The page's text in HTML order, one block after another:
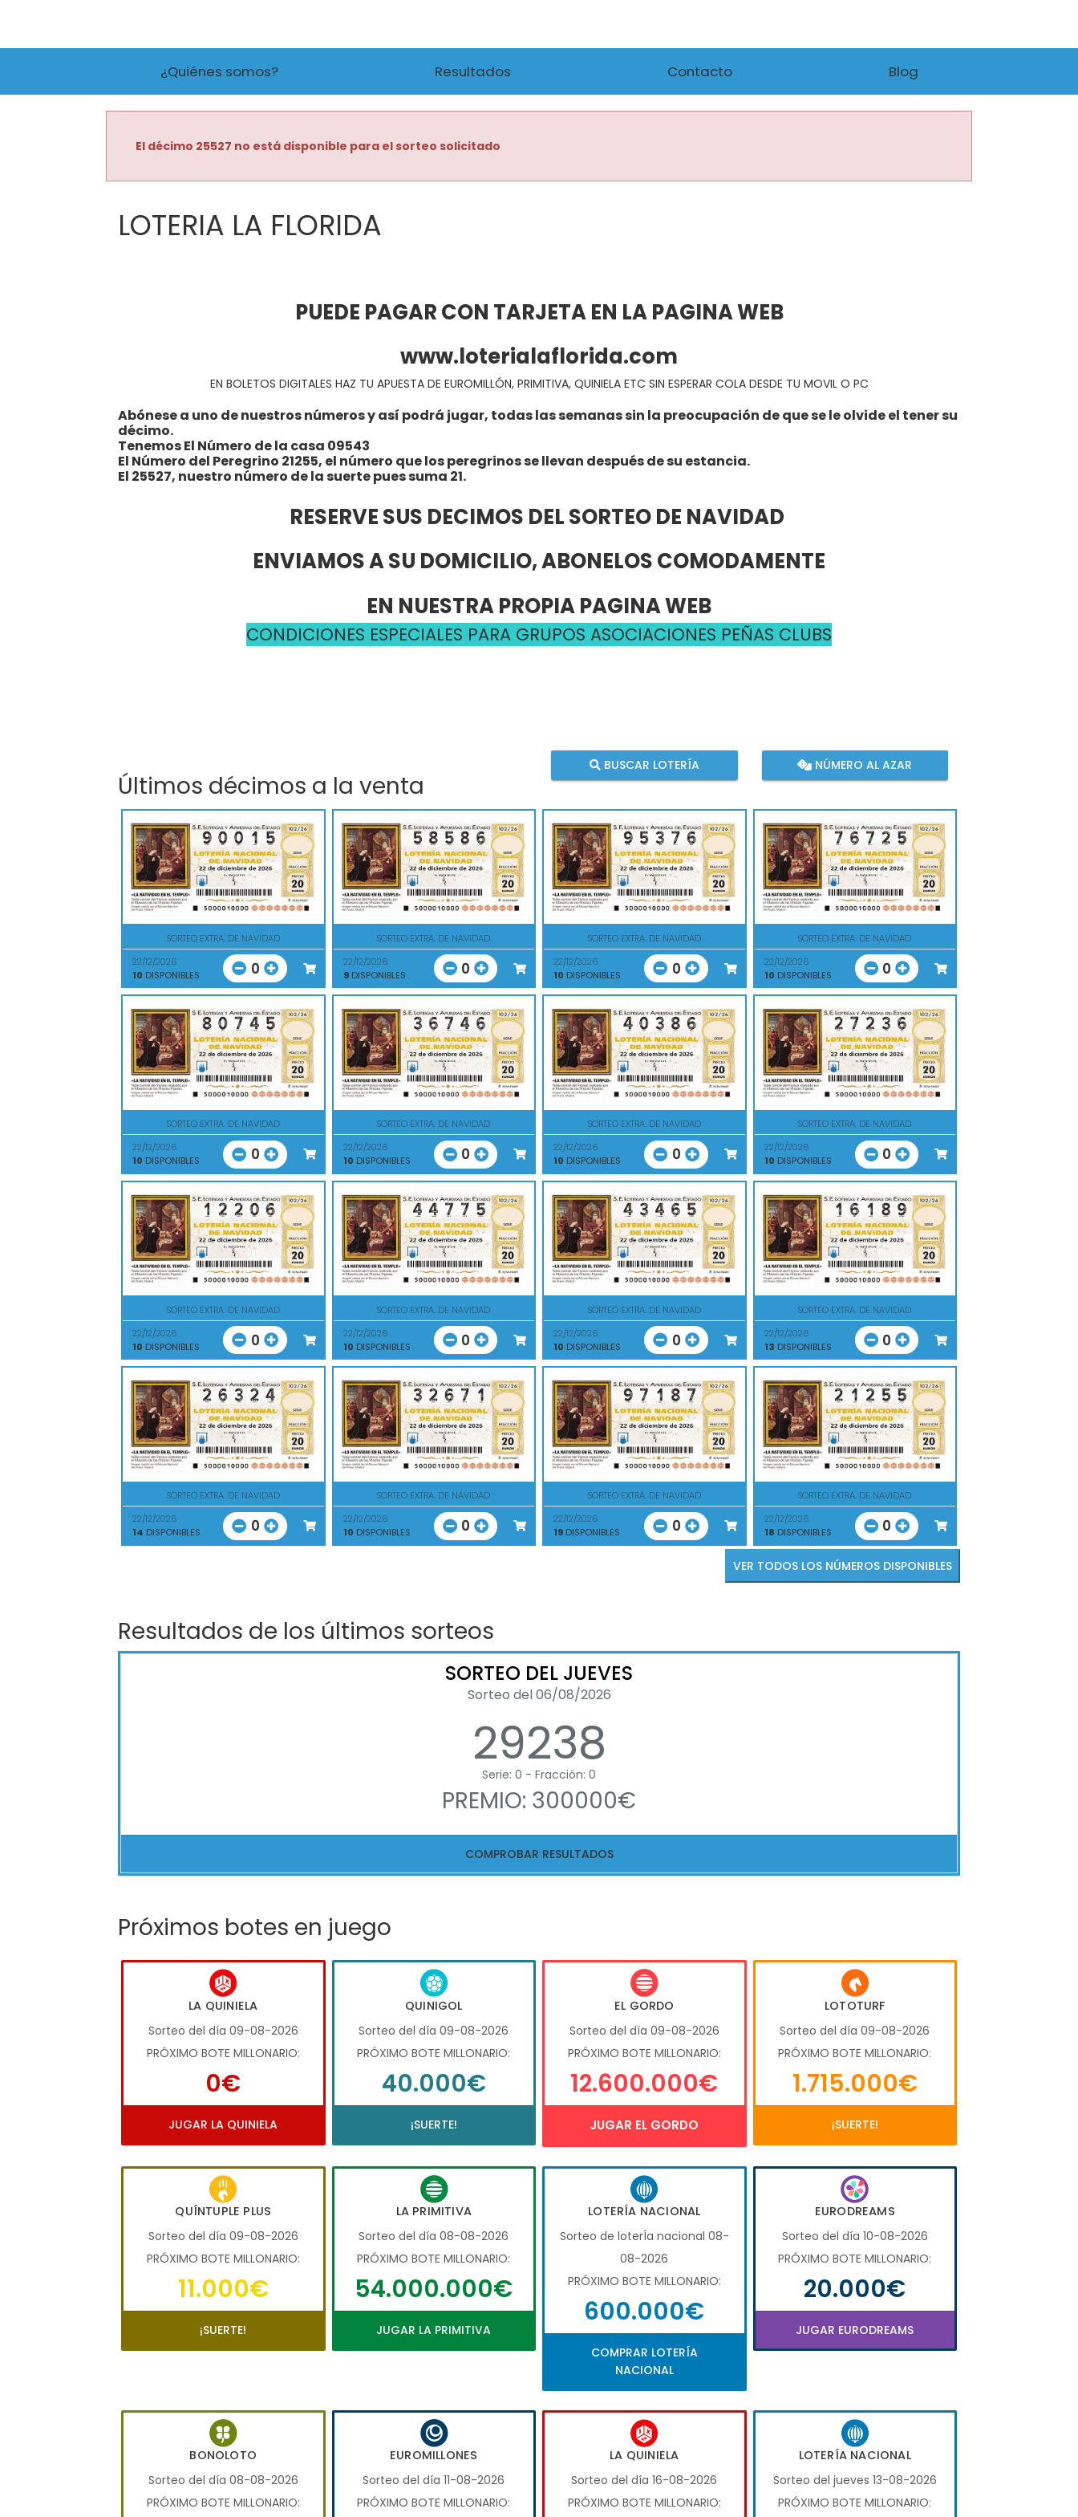
¿Quiénes somos? Resultados Contacto Blog
El décimo 25527 no está disponible para el sorteo solicitado
LOTERIA LA FLORIDA
PUEDE PAGAR CON TARJETA EN LA PAGINA WEB
www.loterialaflorida.com
EN BOLETOS DIGITALES HAZ TU APUESTA DE EUROMILLÓN, PRIMITIVA, QUINIELA ETC SIN ESPERAR COLA DESDE TU MOVIL O PC
Abónese a uno de nuestros números y así podrá jugar, todas las semanas sin la preocupación de que se le olvide el tener su
décimo.
Tenemos El Número de la casa 09543
El Número del Peregrino 21255, el número que los peregrinos se llevan después de su estancia.
El 25527, nuestro número de la suerte pues suma 21.
RESERVE SUS DECIMOS DEL SORTEO DE NAVIDAD
ENVIAMOS A SU DOMICILIO, ABONELOS COMODAMENTE
EN NUESTRA PROPIA PAGINA WEB
CONDICIONES ESPECIALES PARA GRUPOS ASOCIACIONES PEÑAS CLUBS
Últimos décimos a la venta
BUSCAR LOTERÍA NÚMERO AL AZAR
SORTEO EXTRA. DE NAVIDAD
22/12/2026
10 DISPONIBLES 0
SORTEO EXTRA. DE NAVIDAD
22/12/2026
9DISPONIBLES 0
SORTEO EXTRA. DE NAVIDAD
22/12/2026
10 DISPONIBLES 0
SORTEO EXTRA. DE NAVIDAD
22/12/2026
10 DISPONIBLES 0
SORTEO EXTRA. DE NAVIDAD
22/12/2026
10 DISPONIBLES 0
SORTEO EXTRA. DE NAVIDAD
22/12/2026
10 DISPONIBLES 0
SORTEO EXTRA. DE NAVIDAD
22/12/2026
10 DISPONIBLES 0
SORTEO EXTRA. DE NAVIDAD
22/12/2026
10 DISPONIBLES 0
SORTEO EXTRA. DE NAVIDAD
22/12/2026
10 DISPONIBLES 0
SORTEO EXTRA. DE NAVIDAD
22/12/2026
10 DISPONIBLES 0
SORTEO EXTRA. DE NAVIDAD
22/12/2026
10 DISPONIBLES 0
SORTEO EXTRA. DE NAVIDAD
22/12/2026
13 DISPONIBLES 0
SORTEO EXTRA. DE NAVIDAD
22/12/2026
14 DISPONIBLES 0
SORTEO EXTRA. DE NAVIDAD
22/12/2026
10 DISPONIBLES 0
SORTEO EXTRA. DE NAVIDAD
22/12/2026
19 DISPONIBLES 0
SORTEO EXTRA. DE NAVIDAD
22/12/2026
18 DISPONIBLES 0
VER TODOS LOS NÚMEROS DISPONIBLES
Resultados de los últimos sorteos
SORTEO DEL JUEVES
Sorteo del 06/08/2026
29238
Serie: 0 - Fracción: 0
PREMIO: 300000€
COMPROBAR RESULTADOS
Próximos botes en juego
LA QUINIELA
Sorteo del día 09-08-2026
PRÓXIMO BOTE MILLONARIO:
0€
JUGAR LA QUINIELA
QUINIGOL
Sorteo del día 09-08-2026
PRÓXIMO BOTE MILLONARIO:
40.000€
¡SUERTE!
EL GORDO
Sorteo del día 09-08-2026
PRÓXIMO BOTE MILLONARIO:
12.600.000€
JUGAR EL GORDO
LOTOTURF
Sorteo del día 09-08-2026
PRÓXIMO BOTE MILLONARIO:
1.715.000€
¡SUERTE!
QUÍNTUPLE PLUS
Sorteo del día 09-08-2026
PRÓXIMO BOTE MILLONARIO:
11.000€
¡SUERTE!
LA PRIMITIVA
Sorteo del día 08-08-2026
PRÓXIMO BOTE MILLONARIO:
54.000.000€
JUGAR LA PRIMITIVA
LOTERÍA NACIONAL
Sorteo de loterÍa nacional 08-
08-2026
PRÓXIMO BOTE MILLONARIO:
600.000€
COMPRAR LOTERÍA
NACIONAL
EURODREAMS
Sorteo del día 10-08-2026
PRÓXIMO BOTE MILLONARIO:
20.000€
JUGAR EURODREAMS
BONOLOTO
Sorteo del día 08-08-2026
PRÓXIMO BOTE MILLONARIO:
EUROMILLONES
Sorteo del día 11-08-2026
PRÓXIMO BOTE MILLONARIO:
LA QUINIELA
Sorteo del día 16-08-2026
PRÓXIMO BOTE MILLONARIO:
LOTERÍA NACIONAL
Sorteo del jueves 13-08-2026
PRÓXIMO BOTE MILLONARIO: